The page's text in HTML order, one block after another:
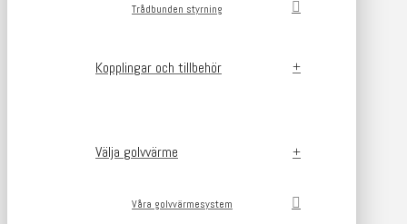
Trådbunden styrning
Kopplingar och tillbehör
Välja golvvärme
Våra golvvärmesystem